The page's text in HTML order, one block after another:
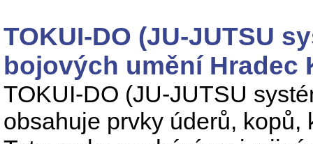
TOKUI-DO (JU-JUTSU
bojových umění Hradec
TOKUI-DO (JU-JUTSU
obsahuje prvky úderů,